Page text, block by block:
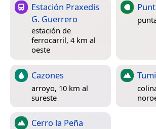
Estación Praxedis
G. Guerrero
estación de
ferrocarril, 4 km al
oeste
Cazones
arroyo, 10 km al
sureste
Cerro la Peña